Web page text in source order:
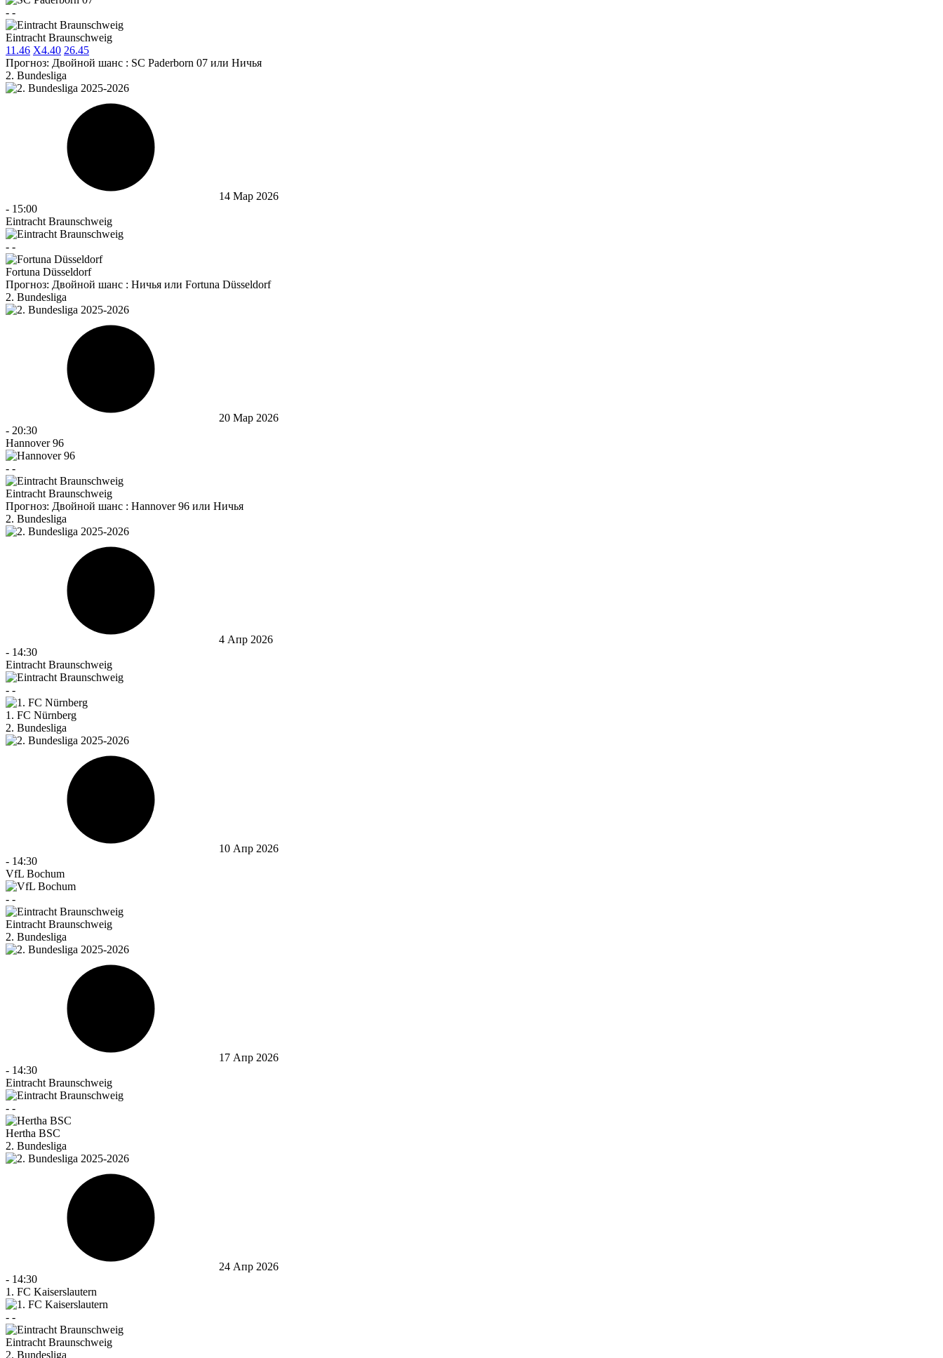
- -
Eintracht Braunschweig
11.46 X4.40 26.45
Прогноз: Двойной шанс : SC Paderborn 07 или Ничья
2. Bundesliga
14 Мар 2026
- 15:00
Eintracht Braunschweig
- -
Fortuna Düsseldorf
Прогноз: Двойной шанс : Ничья или Fortuna Düsseldorf
2. Bundesliga
20 Мар 2026
- 20:30
Hannover 96
- -
Eintracht Braunschweig
Прогноз: Двойной шанс : Hannover 96 или Ничья
2. Bundesliga
4 Апр 2026
- 14:30
Eintracht Braunschweig
- -
1. FC Nürnberg
2. Bundesliga
10 Апр 2026
- 14:30
VfL Bochum
- -
Eintracht Braunschweig
2. Bundesliga
17 Апр 2026
- 14:30
Eintracht Braunschweig
- -
Hertha BSC
2. Bundesliga
24 Апр 2026
- 14:30
1. FC Kaiserslautern
- -
Eintracht Braunschweig
2. Bundesliga